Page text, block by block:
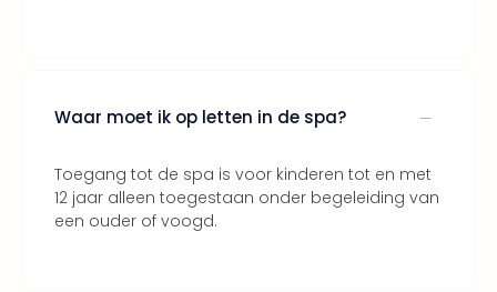
Waar moet ik op letten in de spa?
Toegang tot de spa is voor kinderen tot en met
12 jaar alleen toegestaan onder begeleiding van
een ouder of voogd.